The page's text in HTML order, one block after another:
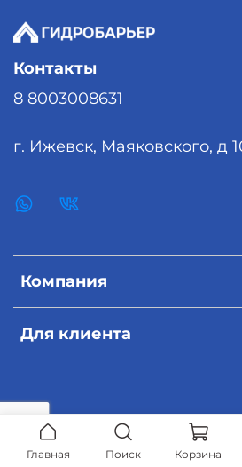
Компания
Для клиента
Контакты
8 8003008631
г. Ижевск, Маяковского, д
Главная Поиск Корзина